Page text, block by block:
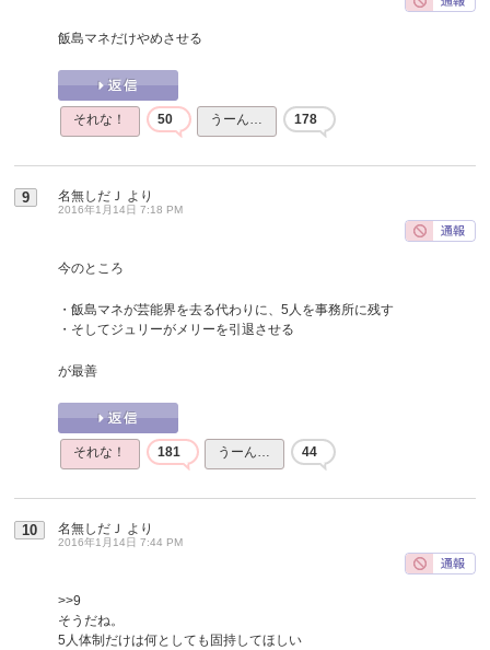
飯島マネだけやめさせる
それな！ 50 うーん… 178
9 名無しだＪ より
2016年1月14日 7:18 PM
今のところ
・飯島マネが芸能界を去る代わりに、5人を事務所に残す
・そしてジュリーがメリーを引退させる
が最善
それな！ 181 うーん… 44
10 名無しだＪ より
2016年1月14日 7:44 PM
>>9
そうだね。
5人体制だけは何としても固持してほしい